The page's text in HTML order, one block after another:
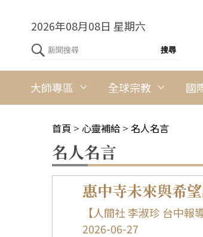
2026年08月08日 星期六
大師專區 全球宗教 國
首頁 > 心靈補給 > 名人名言
名人名言
惠中寺未來與希
【人間社 李淑珍 台中報導
2026-06-27